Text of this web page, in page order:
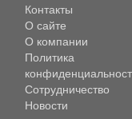
Контакты
О сайте
О компании
Политика
Сотрудничество
Новости